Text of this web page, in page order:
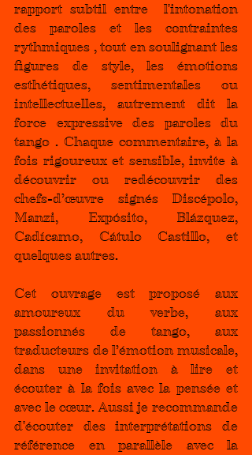
rapport subtil entre  l'intonation
des paroles et les contraintes
rythmiques , tout en soulignant les
figures de style, les émotions
esthétiques, sentimentales ou
intellectuelles, autrement dit la
force expressive des paroles du
tango . Chaque commentaire, à la
fois rigoureux et sensible, invite à
découvrir ou redécouvrir des
chefs-d’œuvre signés Discépolo,
Manzi, Expósito, Blázquez,
Cadícamo, Cátulo Castillo, et
quelques autres.
Cet ouvrage est proposé aux
amoureux du verbe, aux
passionnés de tango, aux
traducteurs de l’émotion musicale,
dans une invitation à lire et
écouter à la fois avec la pensée et
avec le cœur. Aussi je recommande
d'écouter des interprétations de
référence en parallèle avec la